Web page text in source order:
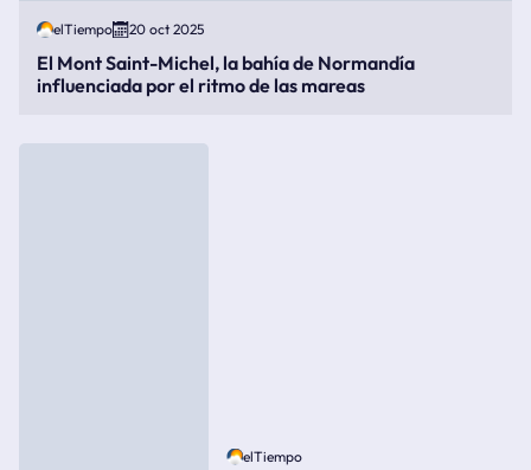
elTiempo 20 oct 2025
El Mont Saint-Michel, la bahía de Normandía
influenciada por el ritmo de las mareas
elTiempo